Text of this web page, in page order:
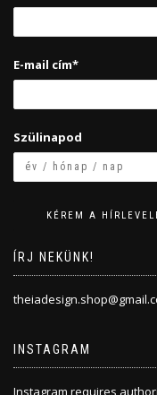
E-mail cím*
Szülinapod
ÍRJ NEKÜNK!
INSTAGRAM
Instagram requires